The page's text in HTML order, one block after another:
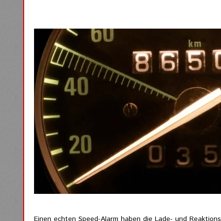
Einen echten Speed-Alarm haben die Lade- und